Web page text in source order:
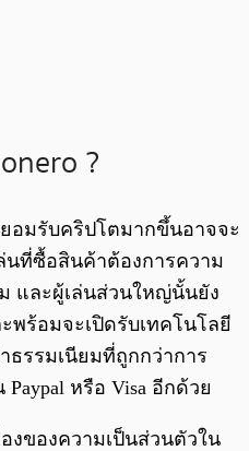
?
ยอมรับคริปโตมากขึ้นอาจจะ
ล่นที่ซื้อสินค้าต้องการความ
และผู้เล่นส่วนใหญ่นั้นยัง
พร้อมจะเปิดรับเทคโนโลยี
ธรรมเนียมที่ถูกกว่าการ
หรือ Visa อีกด้วย
งของความเป็นส่วนตัวใน